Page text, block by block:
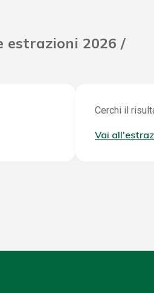
2026 /
Cerchi il
Vai